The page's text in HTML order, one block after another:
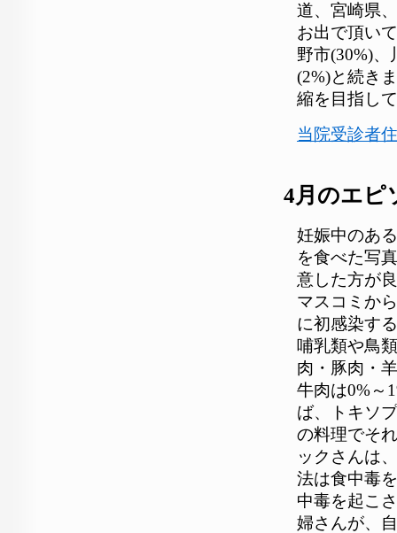
道、宮崎県
お出で頂い
野市(30%)、
(2%)と続き
縮を目指し
当院受診者
4月のエピ
妊娠中のあ
を食べた写
意した方が
マスコミか
に初感染す
哺乳類や鳥
肉・豚肉・
牛肉は0%～
ば、トキソ
の料理でそ
ックさんは
法は食中毒
中毒を起こ
婦さんが、